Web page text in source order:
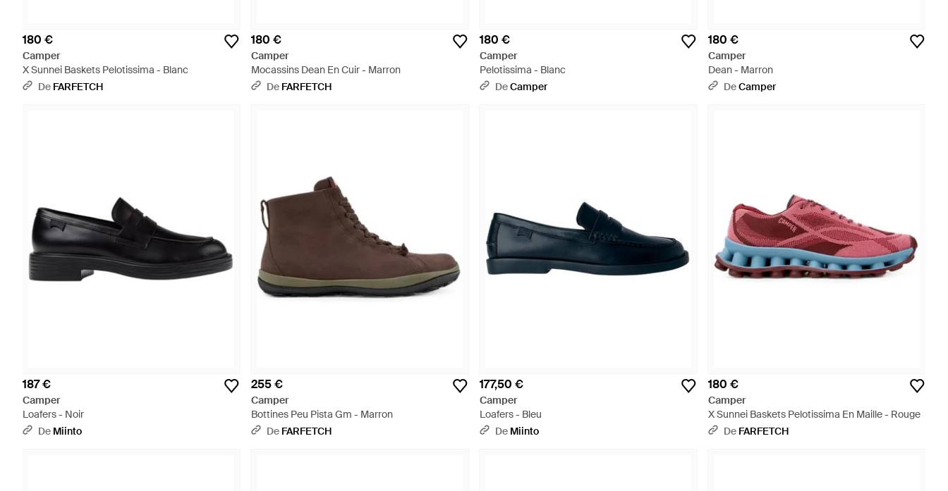
180 €
Camper
X Sunnei Baskets Pelotissima - Blanc
De FARFETCH
180 €
Camper
Mocassins Dean En Cuir - Marron
De FARFETCH
180 €
Camper
Pelotissima - Blanc
DeCamper
180 €
Camper
Dean - Marron
DeCamper
187 €
Camper
Loafers - Noir
De Miinto
255 €
Camper
Bottines Peu Pista Gm - Marron
De FARFETCH
177,50 €
Camper
Loafers - Bleu
De Miinto
180 €
Camper
X Sunnei Baskets Pelotissima En Maille - Rouge
De FARFETCH